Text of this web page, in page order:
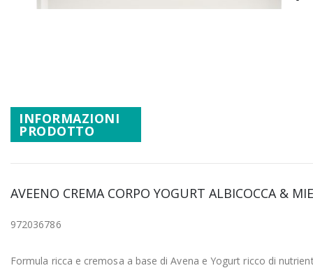
Promozioni
immagini
INFORMAZIONI
PRODOTTO
AVEENO CREMA CORPO YOGURT ALBICOCCA &
972036786
Formula ricca e cremosa a base di Avena e Yogurt ricco di